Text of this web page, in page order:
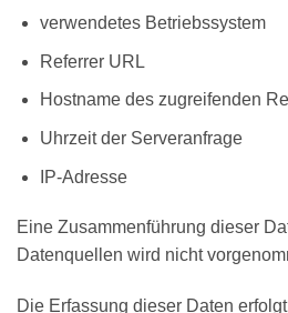
verwendetes Betriebssystem
Referrer URL
Hostname des zugreifenden
Uhrzeit der Serveranfrage
IP-Adresse
Eine Zusammenführung dieser
Datenquellen wird nicht
Die Erfassung dieser Daten